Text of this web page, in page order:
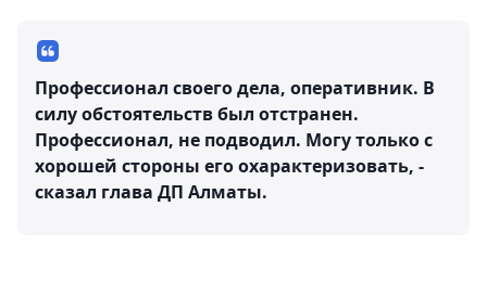
Профессионал своего дела, оперативник. В
силу обстоятельств был отстранен.
Профессионал, не подводил. Могу только с
хорошей стороны его охарактеризовать, -
сказал глава ДП Алматы.